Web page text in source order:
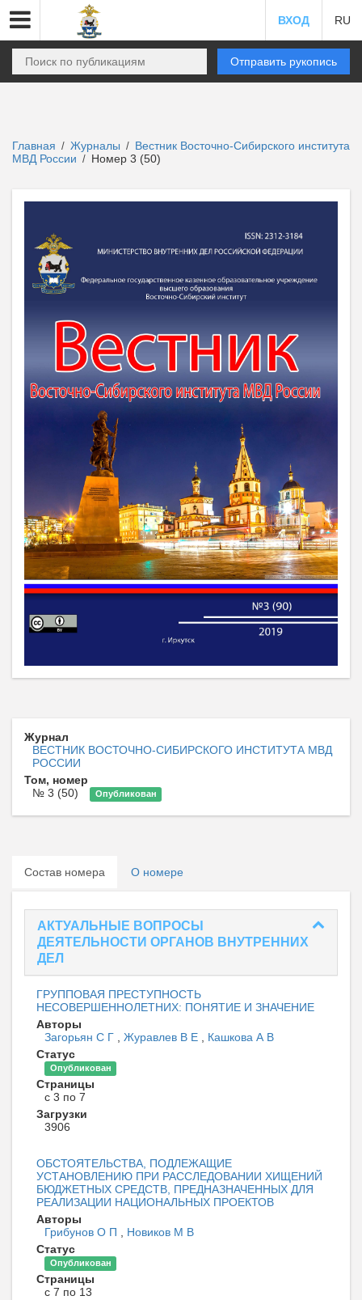
ВХОД RU
Отправить рукопись
Главная / Журналы / Вестник Восточно-Сибирского института
МВД России / Номер 3 (50)
Журнал
ВЕСТНИК ВОСТОЧНО-СИБИРСКОГО ИНСТИТУТА МВД
РОССИИ
Том, номер
№ 3 (50)
Опубликован
Состав номера О номере
АКТУАЛЬНЫЕ ВОПРОСЫ
ДЕЯТЕЛЬНОСТИ ОРГАНОВ ВНУТРЕННИХ
ДЕЛ
ГРУППОВАЯ ПРЕСТУПНОСТЬ
НЕСОВЕРШЕННОЛЕТНИХ: ПОНЯТИЕ И ЗНАЧЕНИЕ
Авторы
Загорьян С Г , Журавлев В Е , Кашкова А В
Статус
Опубликован
Страницы
с 3 по 7
Загрузки
3906
ОБСТОЯТЕЛЬСТВА, ПОДЛЕЖАЩИЕ
УСТАНОВЛЕНИЮ ПРИ РАССЛЕДОВАНИИ ХИЩЕНИЙ
БЮДЖЕТНЫХ СРЕДСТВ, ПРЕДНАЗНАЧЕННЫХ ДЛЯ
РЕАЛИЗАЦИИ НАЦИОНАЛЬНЫХ ПРОЕКТОВ
Авторы
Грибунов О П , Новиков М В
Статус
Опубликован
Страницы
с 7 по 13